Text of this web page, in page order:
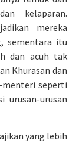
kelaparan.
mereka
sementara itu
dan acuh tak
Khurasan dan
seperti
urusan-urusan
yang lebih